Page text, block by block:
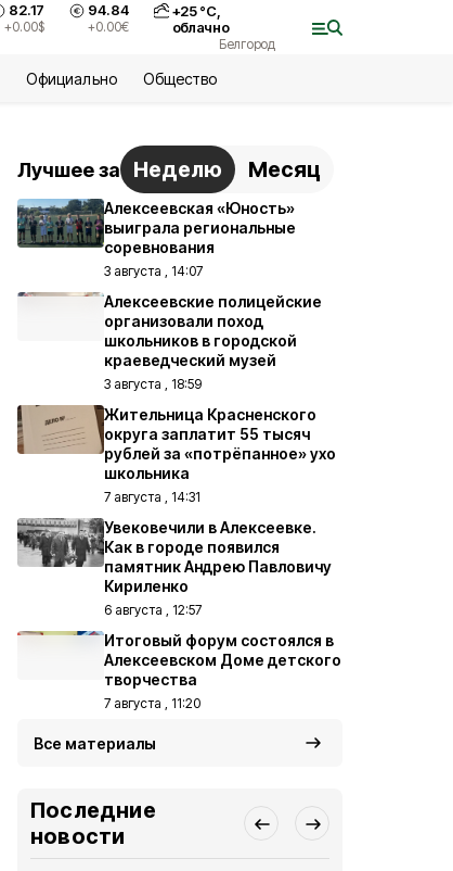
82.17
+0.00$
94.84
+0.00€
+25°С,
облачно
Белгород
Официально Общество
Лучшее за Неделю Месяц
Алексеевская «Юность»
выиграла региональные
соревнования
3 августа , 14:07
Алексеевские полицейские
организовали поход
школьников в городской
краеведческий музей
3 августа , 18:59
Жительница Красненского
округа заплатит 55 тысяч
рублей за «потрёпанное» ухо
школьника
7 августа , 14:31
Увековечили в Алексеевке.
Как в городе появился
памятник Андрею Павловичу
Кириленко
6 августа , 12:57
Итоговый форум состоялся в
Алексеевском Доме детского
творчества
7 августа , 11:20
Все материалы
Последние
новости